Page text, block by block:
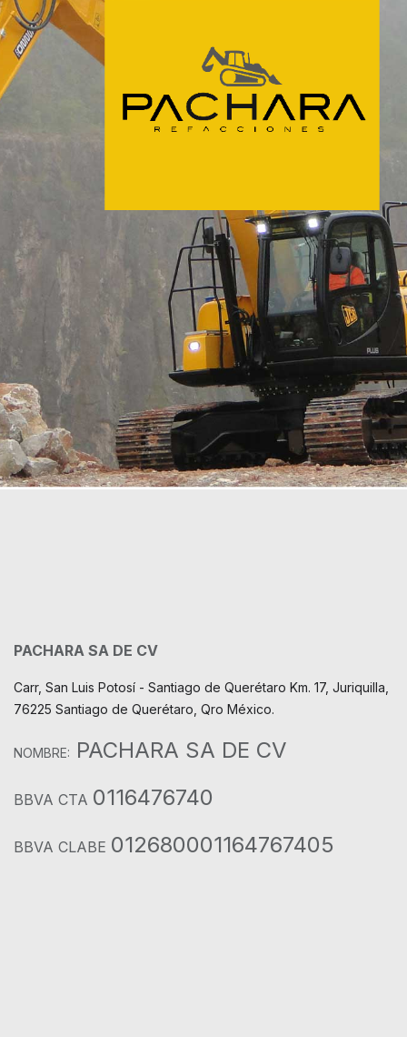
PACHARA SA DE CV
Carr, San Luis Potosí - Santiago de Querétaro Km. 17, Juriquilla,
76225 Santiago de Querétaro, Qro México.
NOMBRE: PACHARA SA DE CV
BBVA CTA 0116476740
BBVA CLABE 012680001164767405